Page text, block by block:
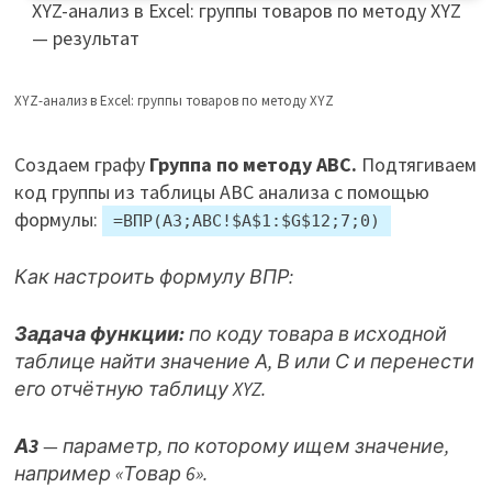
XYZ-анализ в Excel: группы товаров по методу XYZ
— результат
XYZ-анализ в Excel: группы товаров по методу XYZ
Создаем графу Группа по методу ABC. Подтягиваем
код группы из таблицы ABC анализа с помощью
формулы:
=ВПР(A3;ABC!$A$1:$G$12;7;0)
Как настроить формулу ВПР:
Задача функции:по коду товара в исходной
таблице найти значение А, В или С и перенести
его отчётную таблицу XYZ.
А3— параметр, по которому ищем значение,
например «Товар 6».